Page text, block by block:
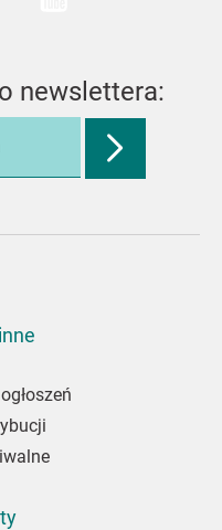
newslettera: